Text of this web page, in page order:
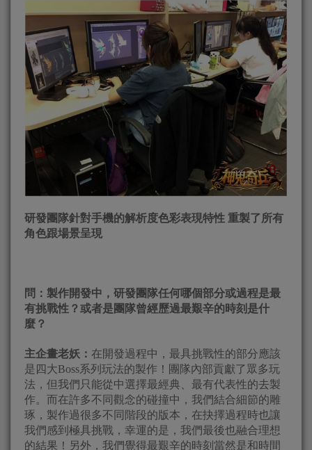
研發團隊針對手機的解析度色彩表現特性 重製了所有
角色跟場景呈現
問：製作開發中，研發團隊任何哪個部分或過程是最
有挑戰性？或者是團隊曾經歷過最艱辛的時刻是什
麼？
主企畫老妖： 在開發過程中，最具挑戰性的部分應該
是四大Boss系列玩法的製作！團隊內部貢獻了眾多玩
法，但我們只能從中選擇最經典、最有代表性的去製
作。而在許多不同觀念的碰撞中，我們結合細節的雕
琢，製作過很多不同階段的版本，在抉擇過程時也讓
我們感到極具挑戰，幸運的是，我們最後也融合理想
的結果！另外，我們覺得最艱辛的時刻當然是和時間